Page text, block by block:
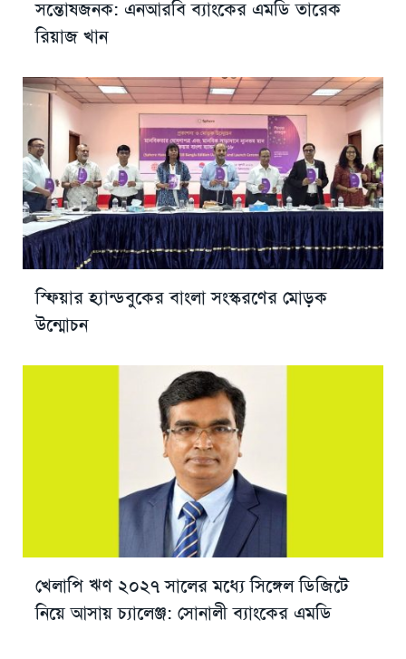
সন্তোষজনক: এনআরবি ব্যাংকের এমডি তারেক
রিয়াজ খান
স্ফিয়ার হ্যান্ডবুকের বাংলা সংস্করণের মোড়ক
উন্মোচন
খেলাপি ঋণ ২০২৭ সালের মধ্যে সিঙ্গেল ডিজিটে
নিয়ে আসায় চ্যালেঞ্জ: সোনালী ব্যাংকের এমডি